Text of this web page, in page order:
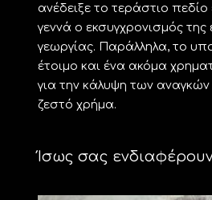
ανέδειξε το τεράστιο
γεννά ο εκσυγχρονισμός της
γεωργίας. Παράλληλα, το
έτοιμο και ένα ακόμα
για την κάλυψη των
ζεστό χρήμα.
Ίσως σας